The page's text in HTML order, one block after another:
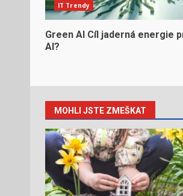
IT Trendy
Green AI Cíl jaderná energie
AI?
MOHLI JSTE ZMEŠKAT